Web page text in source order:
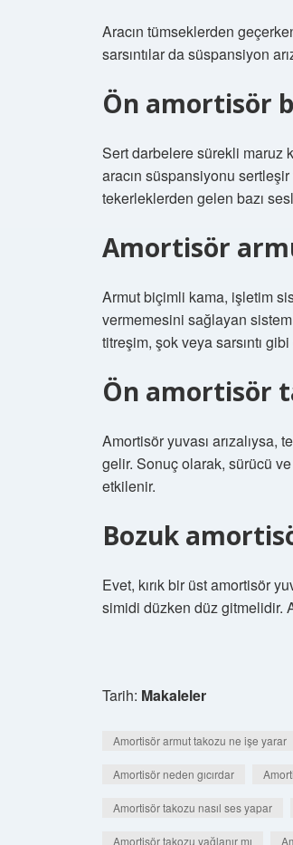
Aracın tümseklerden
sarsıntılar da süspansiyon
Ön amortisör
Sert darbelere sürekli maruz
aracın süspansiyonu
tekerleklerden gelen bazı
Amortisör
Armut biçimli kama, işletim
vermemesini sağlayan
titreşim, şok veya sarsıntı
Ön amortisör
Amortisör yuvası
gelir. Sonuç olarak, sürücü
etkilenir.
Bozuk
Evet, kırık bir üst amortisör
simidi düzken düz gitmelidir.
Tarih: Makaleler
Amortisör armut takozu ne işe yarar
Amortisör neden gıcırdar
Amortisör takozu nasıl ses yapar
Amortisör takozu yağlanır mı